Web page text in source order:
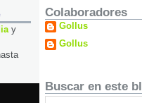
y
Colaboradores
Gollus
Gollus
Buscar en este